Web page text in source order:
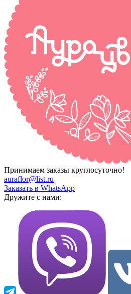
Принимаем заказы круглосуточно!
auraflor@list.ru
Заказать в WhatsApp
Дружите с нами: